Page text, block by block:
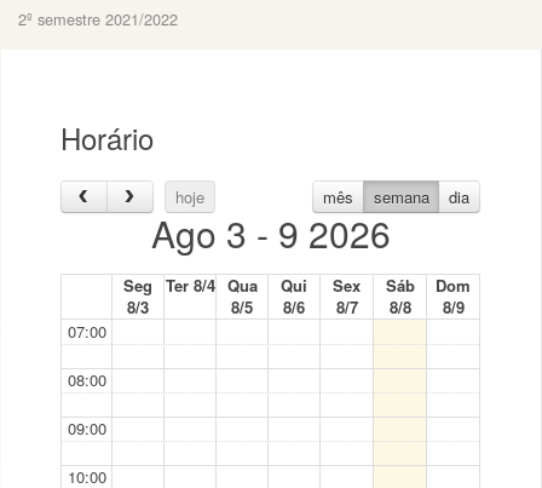
2º semestre 2021/2022
Horário
hoje mês semana dia
Ago 3 - 9 2026
Seg
8/3
Ter 8/4 Qua
8/5
Qui
8/6
Sex
8/7
Sáb
8/8
Dom
8/9
07:00
08:00
09:00
10:00